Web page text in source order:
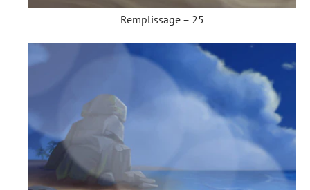
Remplissage = 25